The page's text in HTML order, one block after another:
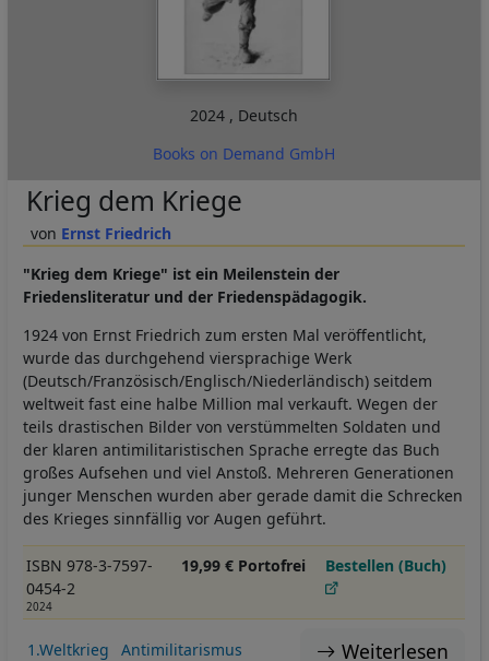
2024 , Deutsch
Books on Demand GmbH
Ernst Friedrich
Krieg dem Kriege
"Krieg dem Kriege" ist ein Meilenstein der
Friedensliteratur und der Friedenspädagogik.
1924 von Ernst Friedrich zum ersten Mal veröffentlicht,
wurde das durchgehend viersprachige Werk
(Deutsch/Französisch/Englisch/Niederländisch) seitdem
weltweit fast eine halbe Million mal verkauft. Wegen der
teils drastischen Bilder von verstümmelten Soldaten und
der klaren antimilitaristischen Sprache erregte das Buch
großes Aufsehen und viel Anstoß. Mehreren Generationen
junger Menschen wurden aber gerade damit die Schrecken
des Krieges sinnfällig vor Augen geführt.
ISBN 978-3-7597-
0454-2
2024
19,99 € Portofrei Bestellen (Buch)
Weiterlesen
1.Weltkrieg
Antimilitarismus